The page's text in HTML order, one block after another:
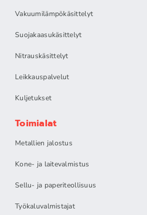
Vakuumilämpökäsittelyt
Suojakaasukäsittelyt
Nitrauskäsittelyt
Leikkauspalvelut
Kuljetukset
Toimialat
Metallien jalostus
Kone- ja laitevalmistus
Sellu- ja paperiteollisuus
Työkaluvalmistajat